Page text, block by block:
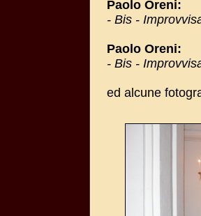
Paolo Oreni:
- Bis -
Paolo Oreni:
- Bis -
ed alcune